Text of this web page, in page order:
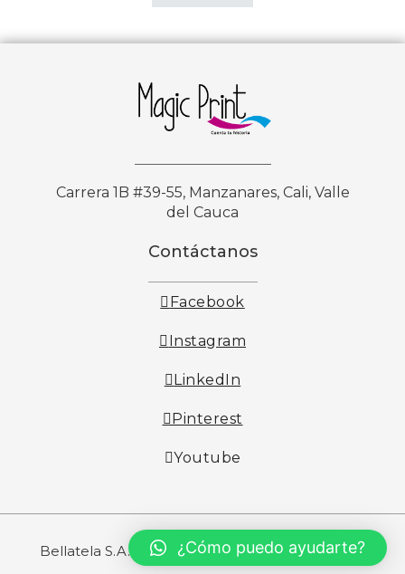
Carrera 1B #39-55, Manzanares, Cali, Valle
del Cauca
Contáctanos
Facebook
Instagram
LinkedIn
Pinterest
Youtube
Bellatela S.A. - Todos los derechos reservados©
¿Cómo puedo ayudarte?